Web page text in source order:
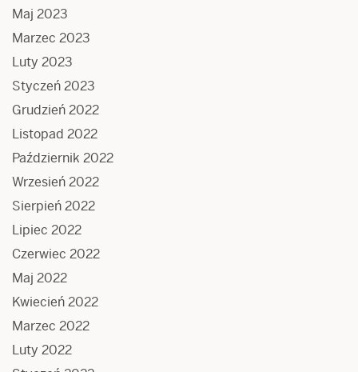
Maj 2023
Marzec 2023
Luty 2023
Styczeń 2023
Grudzień 2022
Listopad 2022
Październik 2022
Wrzesień 2022
Sierpień 2022
Lipiec 2022
Czerwiec 2022
Maj 2022
Kwiecień 2022
Marzec 2022
Luty 2022